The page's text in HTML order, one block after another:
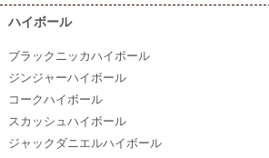
ハイボール
ブラックニッカハイボール
ジンジャーハイボール
コークハイボール
スカッシュハイボール
ジャックダニエルハイボール